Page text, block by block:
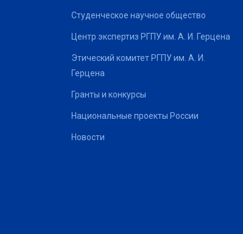
Студенческое научное общество
Центр экспертиз РГПУ им. А. И. Герцена
Этический комитет РГПУ им. А. И.
Герцена
Гранты и конкурсы
Национальные проекты России
Новости